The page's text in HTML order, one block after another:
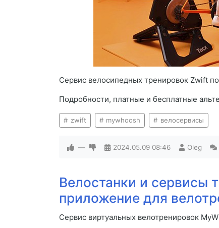
Сервис велосипедных тренировок Zwift
Подробности, платные и бесплатные
zwift mywhoosh велосервисы
— 2024.05.09 08:46 Oleg
Велостанки и сервисы
приложение для
Сервис виртуальных велотренировок